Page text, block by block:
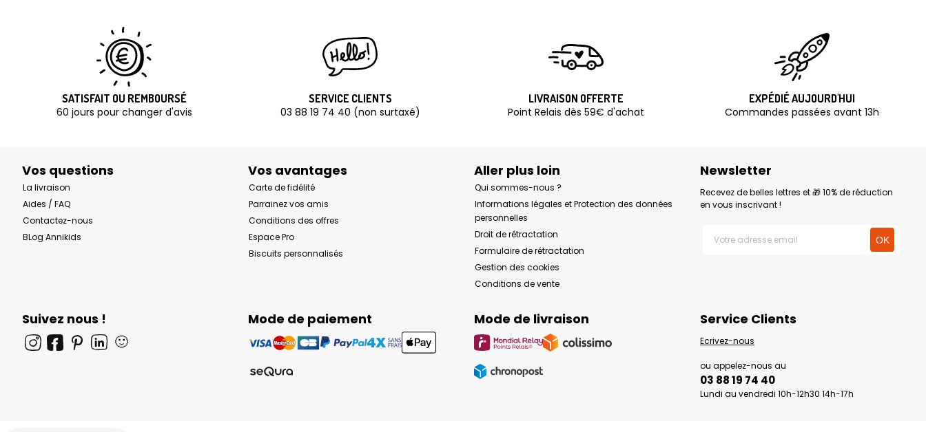
SATISFAIT OU REMBOURSÉ
60 jours pour changer d'avis
SERVICE CLIENTS
03 88 19 74 40 (non surtaxé)
LIVRAISON OFFERTE
Point Relais dès 59€ d'achat
EXPÉDIÉ AUJOURD'HUI
Commandes passées avant 13h
Vos questions
La livraison
Aides / FAQ
Contactez-nous
BLog Annikids
Vos avantages
Carte de fidélité
Parrainez vos amis
Conditions des offres
Espace Pro
Biscuits personnalisés
Aller plus loin
Qui sommes-nous ?
Informations légales et Protection des données
personnelles
Droit de rétractation
Formulaire de rétractation
Gestion des cookies
Conditions de vente
Newsletter
Recevez de belles lettres et 🎁 10% de réduction
en vous inscrivant !
Suivez nous !
🙂
Mode de paiement Mode de livraison Service Clients
Ecrivez-nous
ou appelez-nous au
03 88 19 74 40
Lundi au vendredi 10h-12h30 14h-17h